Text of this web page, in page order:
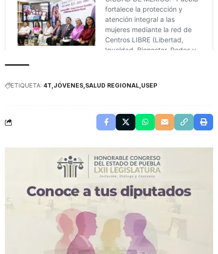
ETIQUETA: 4T JÓVENES SALUD REGIONAL USEP